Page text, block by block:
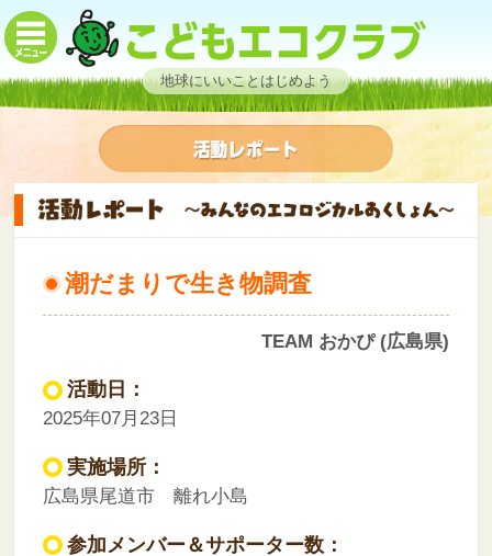
地球にいいことはじめよう
潮だまりで生き物調査
TEAM おかぴ (広島県)
活動日：
2025年07月23日
実施場所：
広島県尾道市 離れ小島
参加メンバー＆サポーター数：